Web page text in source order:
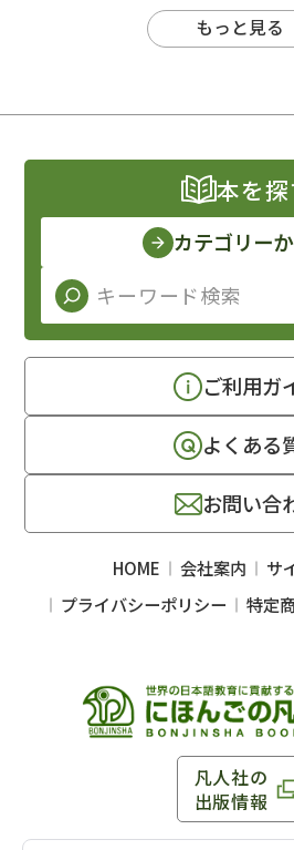
もっと見る
凡人社の
出版情報
本を
カテゴリー
ご利用ガ
よくある
お問い合
HOME 会社案内
サ
プライバシーポリシー
特定